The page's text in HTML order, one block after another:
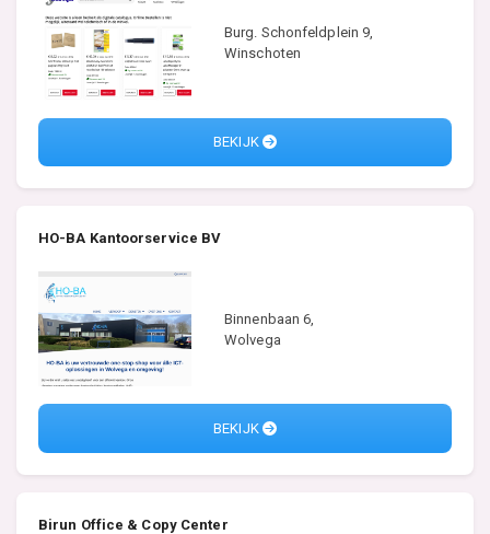
Burg. Schonfeldplein 9,
Winschoten
BEKIJK
HO-BA Kantoorservice BV
Binnenbaan 6,
Wolvega
BEKIJK
Birun Office & Copy Center